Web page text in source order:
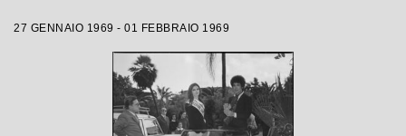
27 GENNAIO 1969 - 01 FEBBRAIO 1969